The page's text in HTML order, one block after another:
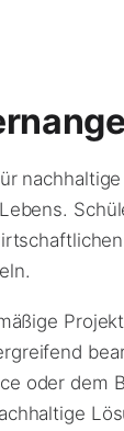
oder dem